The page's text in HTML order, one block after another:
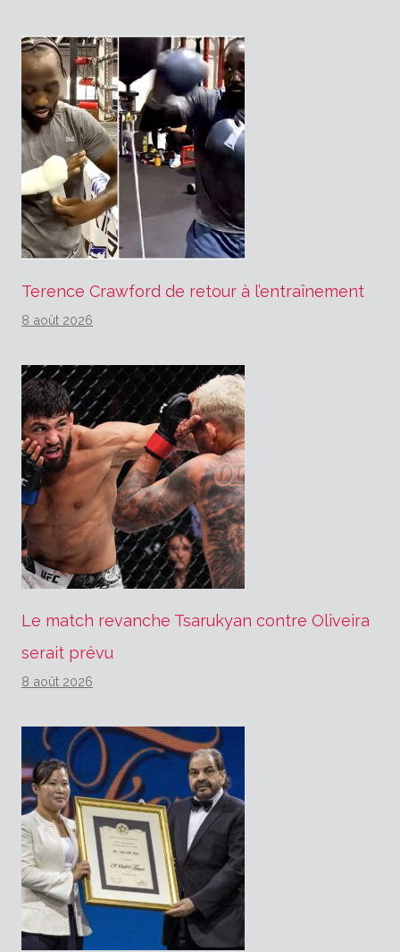
Terence Crawford de retour à l’entraînement
8 août 2026
Le match revanche Tsarukyan contre Oliveira
serait prévu
8 août 2026